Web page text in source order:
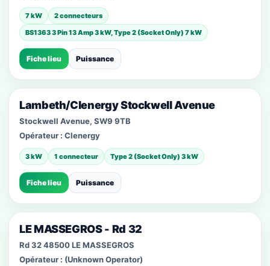
7 kW
2 connecteurs
BS1363 3 Pin 13 Amp 3 kW, Type 2 (Socket Only) 7 kW
Fiche lieu Puissance
Lambeth/Clenergy Stockwell Avenue
Stockwell Avenue, SW9 9TB
Opérateur : Clenergy
3 kW 1 connecteur Type 2 (Socket Only) 3 kW
Fiche lieu Puissance
LE MASSEGROS - Rd 32
Rd 32 48500 LE MASSEGROS
Opérateur : (Unknown Operator)